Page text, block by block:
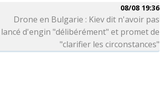
08/08 19:36
Drone en Bulgarie : Kiev dit n'avoir pas
lancé d'engin "délibérément" et promet de
"clarifier les circonstances"